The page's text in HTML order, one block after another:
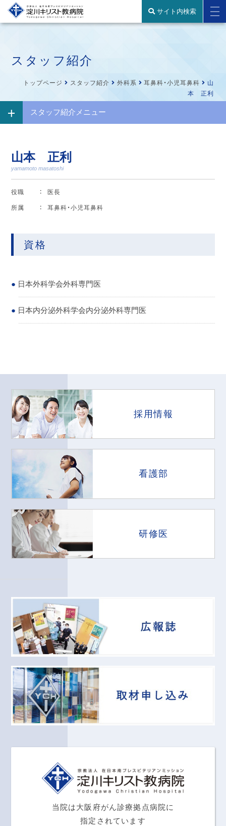
サイト内検索
スタッフ紹介
トップページ スタッフ紹介 外科系 耳鼻科・小児耳鼻科
山
本 正利
スタッフ紹介メニュー
山本 正利
yamamoto masatoshi
役職 医長
所属 耳鼻科・小児耳鼻科
資格
日本外科学会外科専門医
日本内分泌外科学会内分泌外科専門医
採用情報
看護部
研修医
当院は大阪府がん診療拠点病院に
指定されています